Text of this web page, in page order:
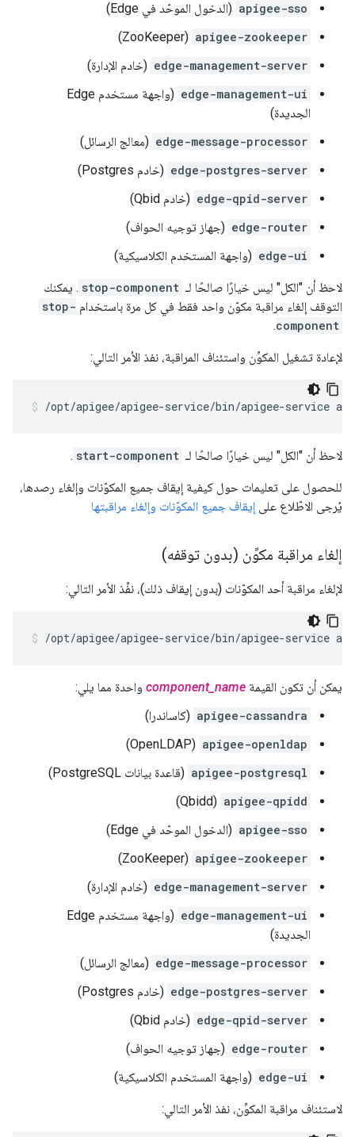
apigee-sso (الدخول الموحّد في Edge)
apigee-zookeeper
(ZooKeeper)
edge-management-server (خادم الإدارة)
edge-management-ui
(واجهة مستخدم Edge
الجديدة)
edge-message-processor (معالج الرسائل)
edge-postgres-server (خادم Postgres)
edge-qpid-server (خادم Qbid)
edge-router (جهاز توجيه الحواف)
edge-ui (واجهة المستخدم الكلاسيكية)
لاحظ أن "الكل" ليس خيارًا صالحًا لـ stop-component . يمكنك
التوقف إلغاء مراقبة مكوّن واحد فقط في كل مرة باستخدام stop-
component
.
لإعادة تشغيل المكوِّن واستئناف المراقبة، نفذ الأمر التالي:
/opt/apigee/apigee-service/bin/apigee-service
لاحظ أن "الكل" ليس خيارًا صالحًا لـ start-component
.
للحصول على تعليمات حول كيفية إيقاف جميع المكوّنات وإلغاء رصدها،
يُرجى الاطّلاع على إيقاف جميع المكوّنات وإلغاء مراقبتها
إلغاء مراقبة مكوِّن (بدون توقفه)
لإلغاء مراقبة أحد المكوّنات (بدون إيقاف ذلك)، نفِّذ الأمر التالي:
/opt/apigee/apigee-service/bin/apigee-service
يمكن أن تكون القيمة component_name واحدة مما يلي:
apigee-cassandra (كاساندرا)
apigee-openldap
(OpenLDAP)
apigee-postgresql (قاعدة بيانات PostgreSQL)
apigee-qpidd
(Qbidd)
apigee-sso (الدخول الموحّد في Edge)
apigee-zookeeper
(ZooKeeper)
edge-management-server (خادم الإدارة)
edge-management-ui
(واجهة مستخدم Edge
الجديدة)
edge-message-processor (معالج الرسائل)
edge-postgres-server (خادم Postgres)
edge-qpid-server (خادم Qbid)
edge-router (جهاز توجيه الحواف)
edge-ui (واجهة المستخدم الكلاسيكية)
لاستئناف مراقبة المكوِّن، نفذ الأمر التالي: